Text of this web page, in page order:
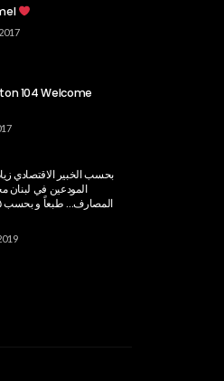
104 Welcome
بحسب الخبير الاقتصادي
المودعين في لبنان